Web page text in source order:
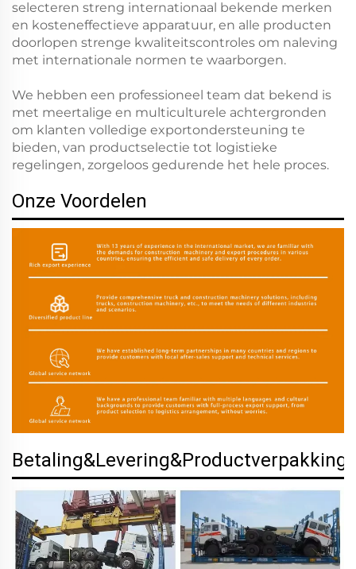
selecteren streng internationaal bekende merken
en kosteneffectieve apparatuur, en alle producten
doorlopen strenge kwaliteitscontroles om naleving
met internationale normen te waarborgen.
We hebben een professioneel team dat bekend is
met meertalige en multiculturele achtergronden
om klanten volledige exportondersteuning te
bieden, van productselectie tot logistieke
regelingen, zorgeloos gedurende het hele proces.
Onze Voordelen
Betaling&Levering&Productverpakking